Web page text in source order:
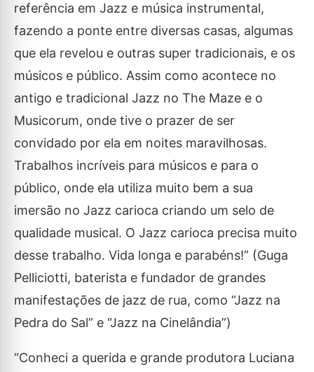
referência em Jazz e música instrumental,
fazendo a ponte entre diversas casas, algumas
que ela revelou e outras super tradicionais, e os
músicos e público. Assim como acontece no
antigo e tradicional Jazz no The Maze e o
Musicorum, onde tive o prazer de ser
convidado por ela em noites maravilhosas.
Trabalhos incríveis para músicos e para o
público, onde ela utiliza muito bem a sua
imersão no Jazz carioca criando um selo de
qualidade musical. O Jazz carioca precisa muito
desse trabalho. Vida longa e parabéns!” (Guga
Pelliciotti, baterista e fundador de grandes
manifestações de jazz de rua, como “Jazz na
Pedra do Sal” e “Jazz na Cinelândia”)
“Conheci a querida e grande produtora Luciana